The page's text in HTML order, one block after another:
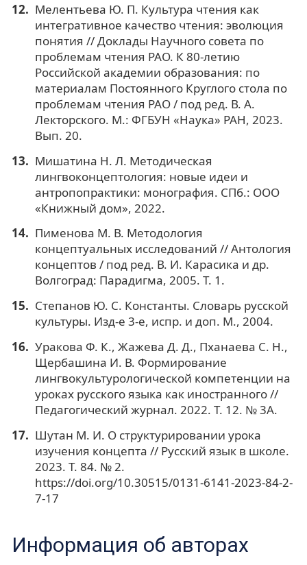
Мелентьева Ю. П. Культура чтения как
интегративное качество чтения: эволюция
понятия // Доклады Научного совета по
проблемам чтения РАО. К 80-летию
Российской академии образования: по
материалам Постоянного Круглого стола по
проблемам чтения РАО / под ред. В. А.
Лекторского. М.: ФГБУН «Наука» РАН, 2023.
Вып. 20.
Мишатина Н. Л. Методическая
лингвоконцептология: новые идеи и
антропопрактики: монография. СПб.: ООО
«Книжный дом», 2022.
Пименова М. В. Методология
концептуальных исследований // Антология
концептов / под ред. В. И. Карасика и др.
Волгоград: Парадигма, 2005. Т. 1.
Степанов Ю. С. Константы. Словарь русской
культуры. Изд-е 3-е, испр. и доп. М., 2004.
Уракова Ф. К., Жажева Д. Д., Пханаева С. Н.,
Щербашина И. В. Формирование
лингвокультурологической компетенции на
уроках русского языка как иностранного //
Педагогический журнал. 2022. Т. 12. № 3А.
Шутан М. И. О структурировании урока
изучения концепта // Русский язык в школе.
2023. Т. 84. № 2.
https://doi.org/10.30515/0131-6141-2023-84-2-
7-17
Информация об авторах